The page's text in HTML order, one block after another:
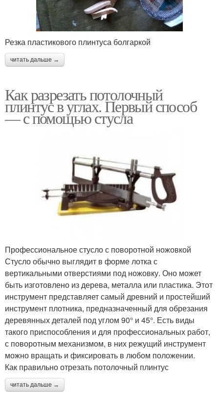
Резка пластикового плинтуса болгаркой
читать дальше →
Как разрезать потолочный
плинтус в углах. Первый способ
— с помощью стусла
Профессиональное стусло с поворотной ножовкой
Стусло обычно выглядит в форме лотка с
вертикальными отверстиями под ножовку. Оно может
быть изготовлено из дерева, металла или пластика. Этот
инструмент представляет самый древний и простейший
инструмент плотника, предназначенный для обрезания
деревянных деталей под углом 90° и 45°. Есть виды
такого приспособления и для профессиональных работ,
с поворотным механизмом, в них режущий инструмент
можно вращать и фиксировать в любом положении.
Как правильно отрезать потолочный плинтус
читать дальше →